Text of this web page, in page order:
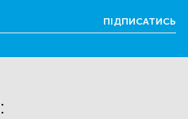
ПІДПИСАТИСЬ